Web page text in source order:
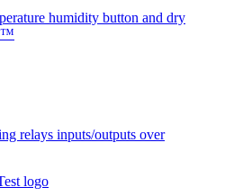
humidity button and dry
relays inputs/outputs over